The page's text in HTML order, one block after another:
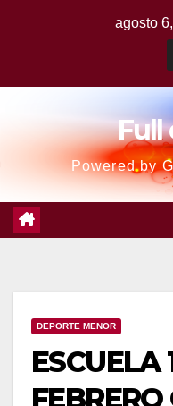
agosto
Full
Powered by
DEPORTE MENOR
ESCUELA